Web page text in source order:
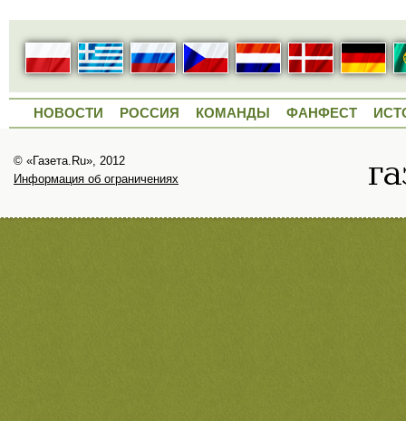
НОВОСТИ РОССИЯ КОМАНДЫ ФАНФЕСТ
© «Газета.Ru», 2012
Информация об ограничениях